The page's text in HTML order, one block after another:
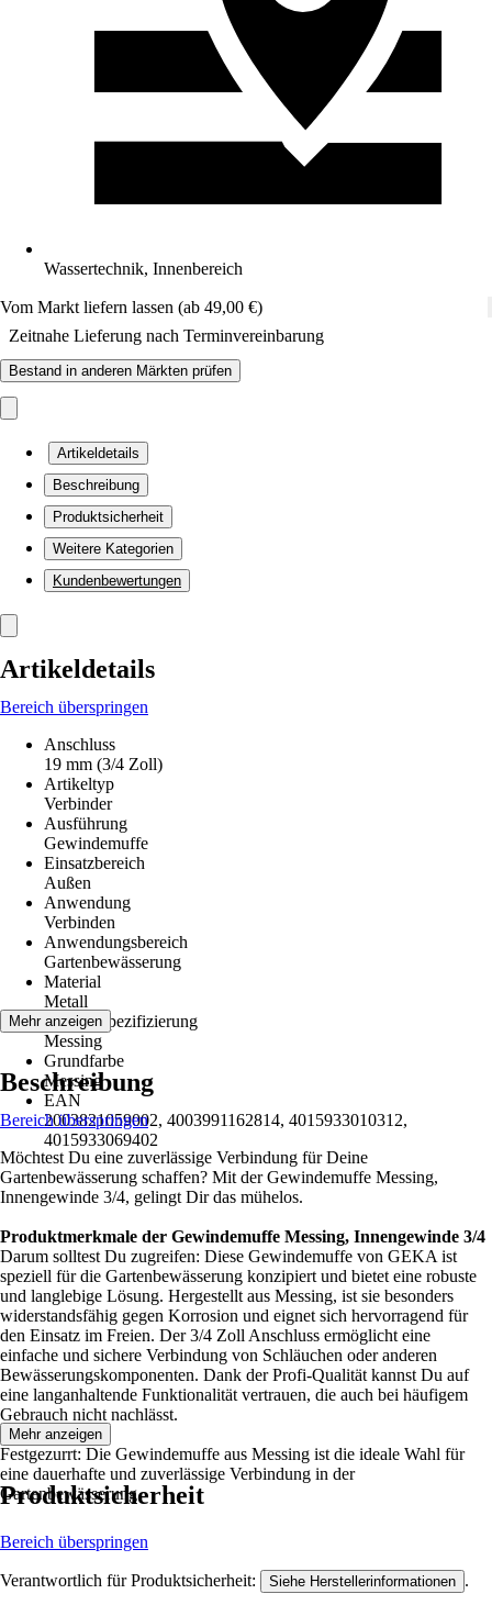
Wassertechnik, Innenbereich
Vom Markt liefern lassen (ab 49,00 €)
Zeitnahe Lieferung nach Terminvereinbarung
Bestand in anderen Märkten prüfen
Artikeldetails
Beschreibung
Produktsicherheit
Weitere Kategorien
Kundenbewertungen
Artikeldetails
Bereich überspringen
Anschluss
19 mm (3/4 Zoll)
Artikeltyp
Verbinder
Ausführung
Gewindemuffe
Einsatzbereich
Außen
Anwendung
Verbinden
Anwendungsbereich
Gartenbewässerung
Material
Metall
Materialspezifizierung
Messing
Grundfarbe
Messing
EAN
2003821059002, 4003991162814, 4015933010312,
4015933069402
Mehr anzeigen
Beschreibung
Bereich überspringen
Möchtest Du eine zuverlässige Verbindung für Deine
Gartenbewässerung schaffen? Mit der Gewindemuffe Messing,
Innengewinde 3/4, gelingt Dir das mühelos.
Produktmerkmale der Gewindemuffe Messing, Innengewinde 3/4
Darum solltest Du zugreifen: Diese Gewindemuffe von GEKA ist
speziell für die Gartenbewässerung konzipiert und bietet eine robuste
und langlebige Lösung. Hergestellt aus Messing, ist sie besonders
widerstandsfähig gegen Korrosion und eignet sich hervorragend für
den Einsatz im Freien. Der 3/4 Zoll Anschluss ermöglicht eine
einfache und sichere Verbindung von Schläuchen oder anderen
Bewässerungskomponenten. Dank der Profi-Qualität kannst Du auf
eine langanhaltende Funktionalität vertrauen, die auch bei häufigem
Gebrauch nicht nachlässt.
Festgezurrt: Die Gewindemuffe aus Messing ist die ideale Wahl für
eine dauerhafte und zuverlässige Verbindung in der
Gartenbewässerung.
Mehr anzeigen
Produktsicherheit
Bereich überspringen
Verantwortlich für Produktsicherheit: Siehe Herstellerinformationen .